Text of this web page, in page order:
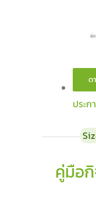
ประก
คู่มือ